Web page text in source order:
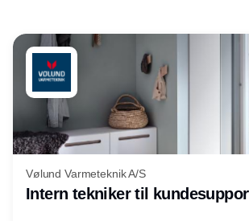
Vølund Varmeteknik A/S
Intern tekniker til